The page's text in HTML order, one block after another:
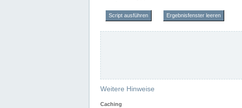
Script ausführen Ergebnisfenster leeren
Weitere Hinweise
Caching